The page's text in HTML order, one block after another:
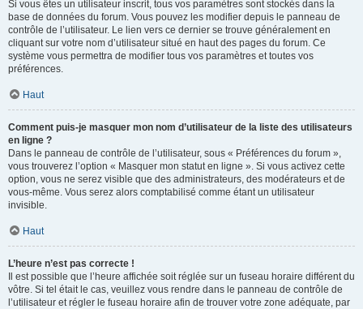
Si vous êtes un utilisateur inscrit, tous vos paramètres sont stockés dans la
base de données du forum. Vous pouvez les modifier depuis le panneau de
contrôle de l’utilisateur. Le lien vers ce dernier se trouve généralement en
cliquant sur votre nom d’utilisateur situé en haut des pages du forum. Ce
système vous permettra de modifier tous vos paramètres et toutes vos
préférences.
Haut
Comment puis-je masquer mon nom d’utilisateur de la liste des utilisateurs
en ligne ?
Dans le panneau de contrôle de l’utilisateur, sous « Préférences du forum »,
vous trouverez l’option « Masquer mon statut en ligne ». Si vous activez cette
option, vous ne serez visible que des administrateurs, des modérateurs et de
vous-même. Vous serez alors comptabilisé comme étant un utilisateur
invisible.
Haut
L’heure n’est pas correcte !
Il est possible que l’heure affichée soit réglée sur un fuseau horaire différent du
vôtre. Si tel était le cas, veuillez vous rendre dans le panneau de contrôle de
l’utilisateur et régler le fuseau horaire afin de trouver votre zone adéquate, par